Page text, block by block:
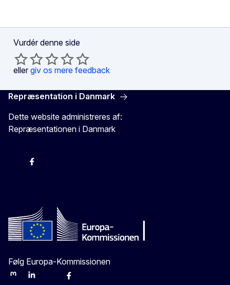
Vurdér denne side
eller giv os mere feedback
Repræsentation i Danmark
Dette website administreres af:
Repræsentationen i Danmark
Følg Europa-Kommissionen
MastodonLinkedInBlueskyFacebook